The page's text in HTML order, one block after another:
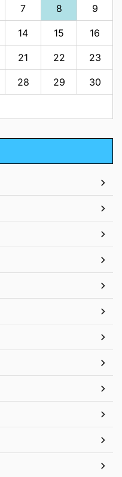
7 8 9
14 15 16
21 22 23
28 29 30